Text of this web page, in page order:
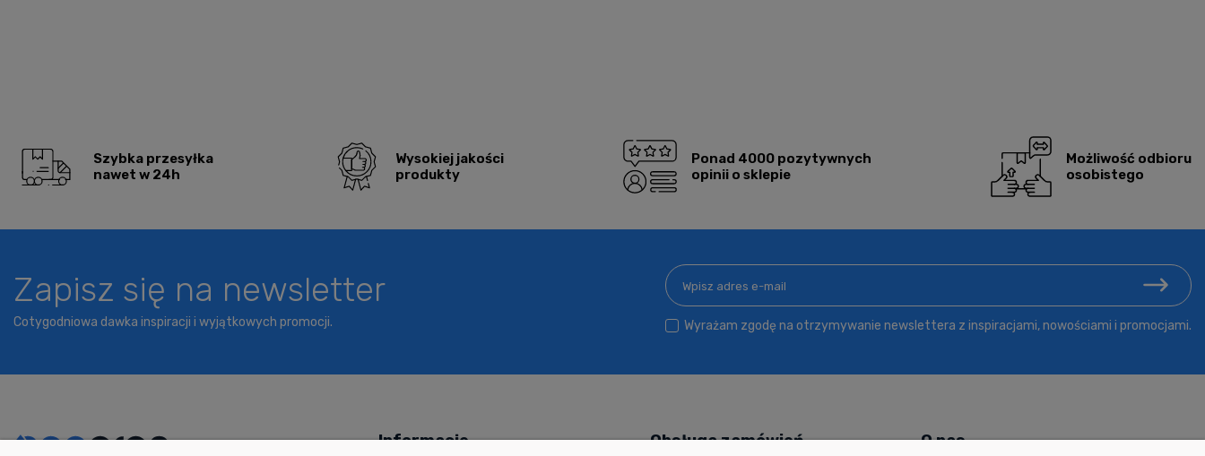
Szybka przesyłka
nawet w 24h
Wysokiej jakości
produkty
Ponad 4000 pozytywnych
opinii o sklepie
Możliwość odbioru
osobistego
Zapisz się na newsletter
Cotygodniowa dawka inspiracji i wyjątkowych promocji. Wyrażam zgodę na otrzymywanie newslettera z inspiracjami, nowościami i promocjami.
Informacje Obsługa zamówień O nas